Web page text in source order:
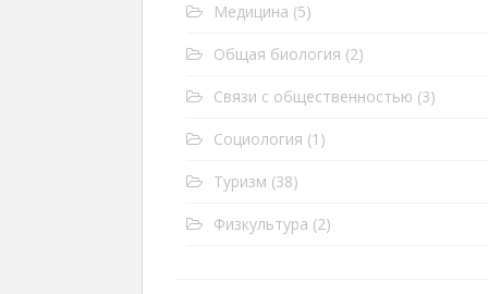
Медицина (5)
Общая биология (2)
Связи с общественностью (3)
Социология (1)
Туризм (38)
Физкультура (2)